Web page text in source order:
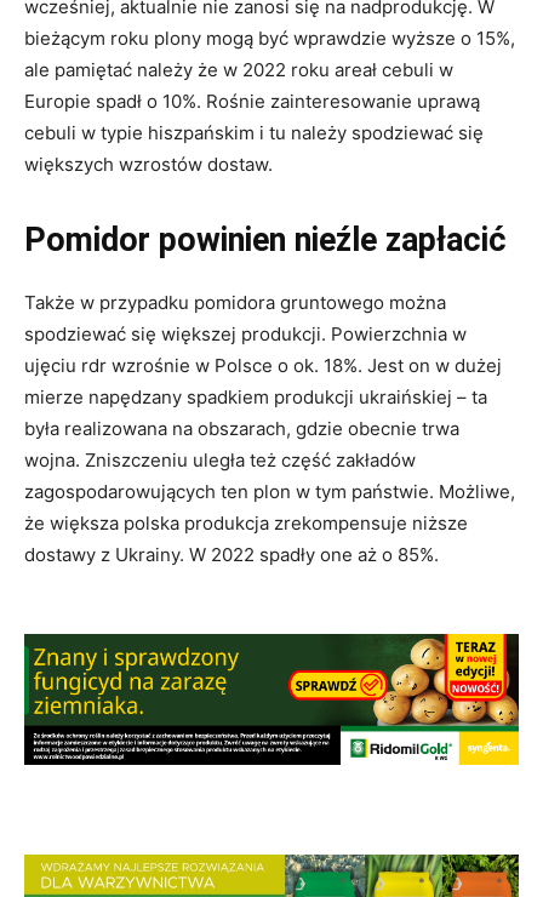
wcześniej, aktualnie nie zanosi się na nadprodukcję. W
bieżącym roku plony mogą być wprawdzie wyższe o 15%,
ale pamiętać należy że w 2022 roku areał cebuli w
Europie spadł o 10%. Rośnie zainteresowanie uprawą
cebuli w typie hiszpańskim i tu należy spodziewać się
większych wzrostów dostaw.
Pomidor powinien nieźle zapłacić
Także w przypadku pomidora gruntowego można
spodziewać się większej produkcji. Powierzchnia w
ujęciu rdr wzrośnie w Polsce o ok. 18%. Jest on w dużej
mierze napędzany spadkiem produkcji ukraińskiej – ta
była realizowana na obszarach, gdzie obecnie trwa
wojna. Zniszczeniu uległa też część zakładów
zagospodarowujących ten plon w tym państwie. Możliwe,
że większa polska produkcja zrekompensuje niższe
dostawy z Ukrainy. W 2022 spadły one aż o 85%.